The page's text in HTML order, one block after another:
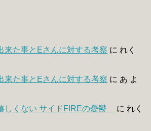
来た事とEさんに対する考察 に れく
来た事とEさんに対する考察 に あ よ
しくない サイドFIREの憂鬱
に れく